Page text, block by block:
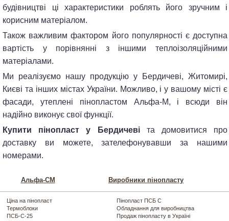
будівництві ці характеристики роблять його зручним і
корисним матеріалом.
Також важливим фактором його популярності є доступна
вартість у порівнянні з іншими теплоізоляційними
матеріалами.
Ми реалізуємо нашу продукцію у Бердичеві, Житомирі,
Києві та інших містах України. Можливо, і у вашому місті є
фасади, утеплені пінопластом Альфа-М, і всюди він
надійно виконує свої функції.
Купити пінопласт у Бердичевіта домовитися про
доставку ви можете, зателефонувавши за нашими
номерами.
Альфа-CM Виробники пінопласту
Ціна на пінопласт
Термоблоки
ПСБ-С-25
Пінопласт ПСБ С
Обладнання для виробництва
Продаж пінопласту в Україні